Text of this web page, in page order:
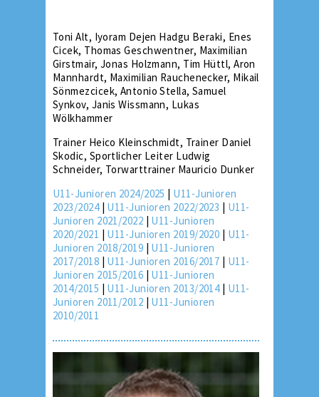
Toni Alt, Iyoram Dejen Hadgu Beraki, Enes
Cicek, Thomas Geschwentner, Maximilian
Girstmair, Jonas Holzmann, Tim Hüttl, Aron
Mannhardt, Maximilian Rauchenecker, Mikail
Sönmezcicek, Antonio Stella, Samuel
Synkov, Janis Wissmann, Lukas
Wölkhammer
Trainer Heico Kleinschmidt, Trainer Daniel
Skodic, Sportlicher Leiter Ludwig
Schneider, Torwarttrainer Mauricio Dunker
U11-Junioren 2024/2025 | U11-Junioren
2023/2024| U11-Junioren 2022/2023 | U11-
Junioren 2021/2022 | U11-Junioren
2020/2021 | U11-Junioren 2019/2020 | U11-
Junioren 2018/2019 | U11-Junioren
2017/2018 | U11-Junioren 2016/2017 | U11-
Junioren 2015/2016 | U11-Junioren
2014/2015 | U11-Junioren 2013/2014| U11-
Junioren 2011/2012 | U11-Junioren
2010/2011